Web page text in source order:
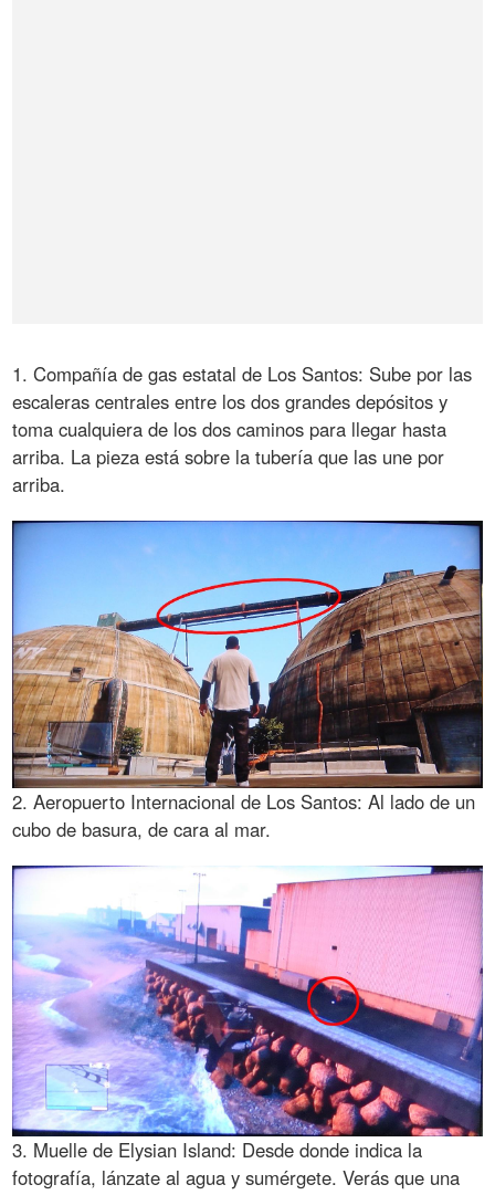
1. Compañía de gas estatal de Los Santos: Sube por las
escaleras centrales entre los dos grandes depósitos y
toma cualquiera de los dos caminos para llegar hasta
arriba. La pieza está sobre la tubería que las une por
arriba.
2. Aeropuerto Internacional de Los Santos: Al lado de un
cubo de basura, de cara al mar.
3. Muelle de Elysian Island: Desde donde indica la
fotografía, lánzate al agua y sumérgete. Verás que una